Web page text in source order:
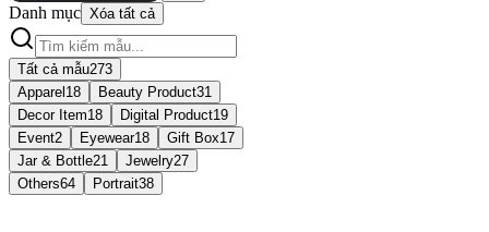
Danh mục Xóa tất cả
Tất cả mẫu273
Apparel 18 Beauty Product31
Decor Item18 Digital Product19
Event2 Eyewear18 Gift Box17
Jar & Bottle21 Jewelry27
Others64 Portrait38